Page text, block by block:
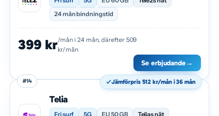
24 mån bindningstid
399 kr/mån i 24 mån, därefter 509
kr/mån
Se erbjudande→
#14
Telia
Fri surf 5G EU 50 GB
Telias nät
Jämförpris 512 kr/mån i 36 mån